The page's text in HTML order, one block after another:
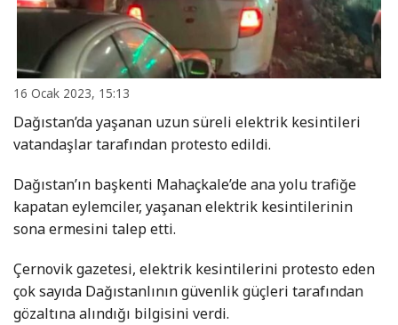
16 Ocak 2023, 15:13
Dağıstan’da yaşanan uzun süreli elektrik kesintileri
vatandaşlar tarafından protesto edildi.
Dağıstan’ın başkenti Mahaçkale’de ana yolu trafiğe
kapatan eylemciler, yaşanan elektrik kesintilerinin
sona ermesini talep etti.
Çernovik gazetesi, elektrik kesintilerini protesto eden
çok sayıda Dağıstanlının güvenlik güçleri tarafından
gözaltına alındığı bilgisini verdi.